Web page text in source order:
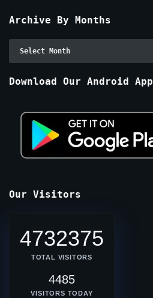
Archive By Months
Archive
Download Our Android App
Our Visitors
4732375
TOTAL VISITORS
4485
VISITORS TODAY